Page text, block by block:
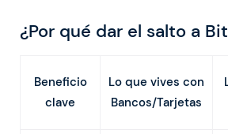
¿Por qué dar el salto a
Beneficio
clave
Lo que vives con
Bancos/Tarjetas